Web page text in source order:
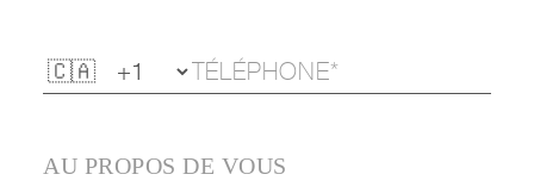
AU PROPOS DE VOUS